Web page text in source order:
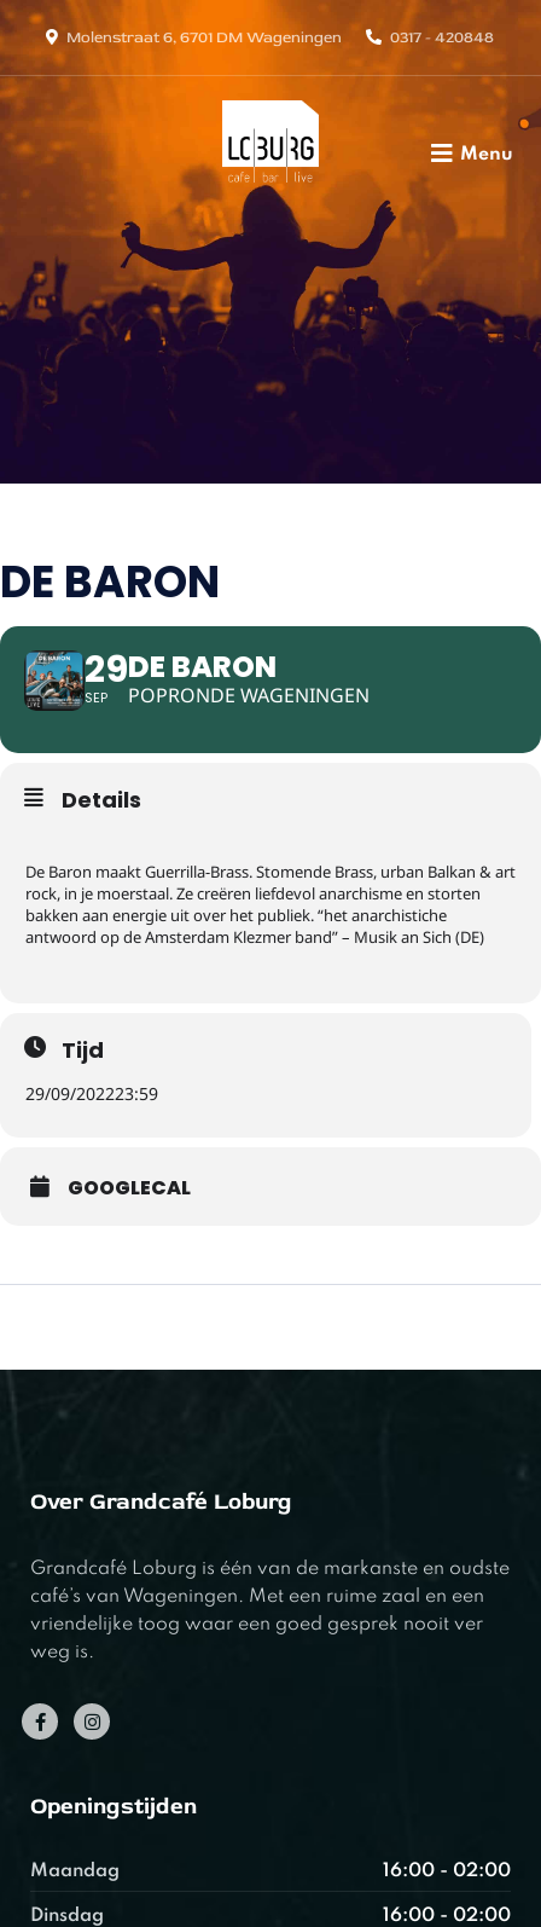
Molenstraat 6, 6701 DM Wageningen 0317 - 420848
Menu
DE BARON
29
SEP
DE BARON
POPRONDE WAGENINGEN
Details
De Baron maakt Guerrilla-Brass. Stomende Brass, urban Balkan & art
rock, in je moerstaal. Ze creëren liefdevol anarchisme en storten
bakken aan energie uit over het publiek. “het anarchistiche
antwoord op de Amsterdam Klezmer band” – Musik an Sich (DE)
Tijd
29/09/202223:59
GOOGLECAL
Over Grandcafé Loburg
Grandcafé Loburg is één van de markanste en oudste
café’s van Wageningen. Met een ruime zaal en een
vriendelijke toog waar een goed gesprek nooit ver
weg is.
Openingstijden
Maandag 16:00 - 02:00
Dinsdag 16:00 - 02:00